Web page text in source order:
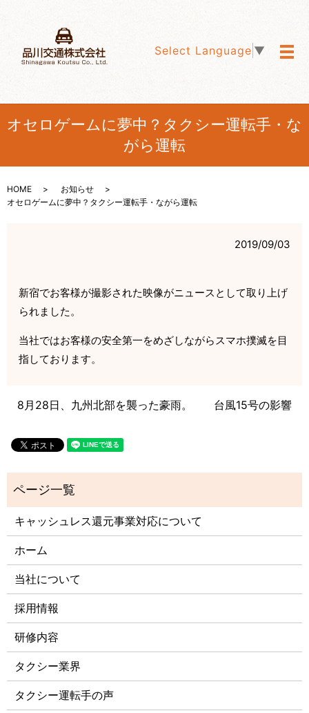
Select Language ▼
メ
オセロゲームに夢中？タクシー運転手・な
がら運転
HOME
お知らせ
オセロゲームに夢中？タクシー運転手・ながら運転
2019/09/03
新宿でお客様が撮影された映像がニュースとして取り上げ
られました。
当社ではお客様の安全第一をめざしながらスマホ撲滅を目
指しております。
8月28日、九州北部を襲った豪雨。 台風15号の影響
キャッシュレス還元事業対応について
ホーム
当社について
採用情報
研修内容
タクシー業界
タクシー運転手の声